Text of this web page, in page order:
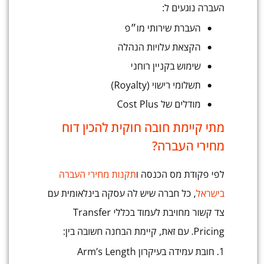
העברה נוגעים ל:
העברת שירותי מו״פ
הקצאת עלויות הנהלה
שימוש בקניין רוחני
תשלומי רישוי (Royalty)
מודלים של Cost Plus
מתי קיימת חובה חוקית להכין דוח
מחירי העברה?
לפי פקודת מס הכנסה ותקנות מחירי העברה
בישראל, כל חברה שיש לה עסקה בינלאומית עם
צד קשור מחויבת לעמוד בכללי Transfer
Pricing. עם זאת, קיימת הבחנה חשובה בין:
1. חובת עמידה בעיקרון Arm’s Length